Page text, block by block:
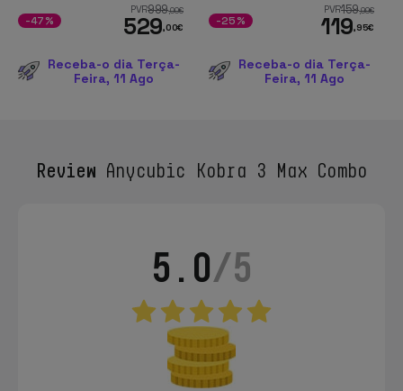
PVR999,00€
529,00€
-47%
Receba-o dia Terça-
Feira, 11 Ago
PVR159,99€
119,95€
-25%
Receba-o dia Terça-
Feira, 11 Ago
ReviewAnycubic Kobra 3 Max Combo
5.0/5